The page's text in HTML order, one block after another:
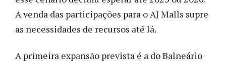
A venda das participações para o AJ Malls supre
as necessidades de recursos até lá.
A primeira expansão prevista é a do Balneário